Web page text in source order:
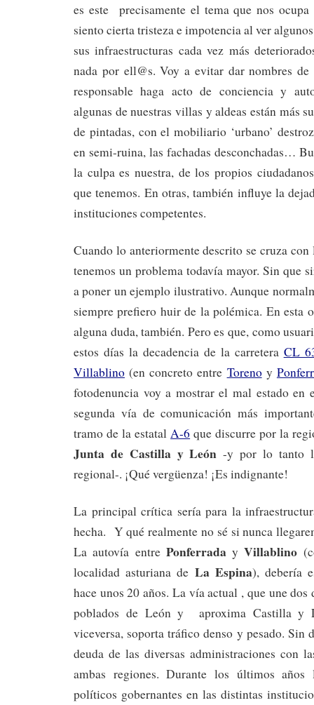
es este precisamente el tema que nos
siento cierta tristeza e impotencia al ver
sus infraestructuras cada vez más
nada por ell@s. Voy a evitar dar nombres de
responsable haga acto de conciencia y
algunas de nuestras villas y aldeas están más
de pintadas, con el mobiliario ‘urbano’
en semi-ruina, las fachadas desconchadas…
la culpa es nuestra, de los propios
que tenemos. En otras, también influye la
instituciones competentes.
Cuando lo anteriormente descrito se cruza con
tenemos un problema todavía mayor. Sin que
a poner un ejemplo ilustrativo. Aunque
siempre prefiero huir de la polémica. En esta
alguna duda, también. Pero es que, como
estos días la decadencia de la carretera CL
Villablino (en concreto entre Torenoy
fotodenuncia voy a mostrar el mal estado en
segunda vía de comunicación más
tramo de la estatalA-6 que discurre por la
Junta de Castilla y León-y por lo tanto
regional-. ¡Qué vergüenza! ¡Es indignante!
La principal crítica sería para la
hecha. Y qué realmente no sé si nunca
La autovía entre PonferradayVillablino
localidad asturiana de La Espina), debería
hace unos 20 años. La vía actual , que une
poblados de León y aproxima Castilla y
viceversa, soporta tráfico denso y pesado. Sin
deuda de las diversas administraciones con
ambas regiones. Durante los últimos años
políticos gobernantes en las distintas